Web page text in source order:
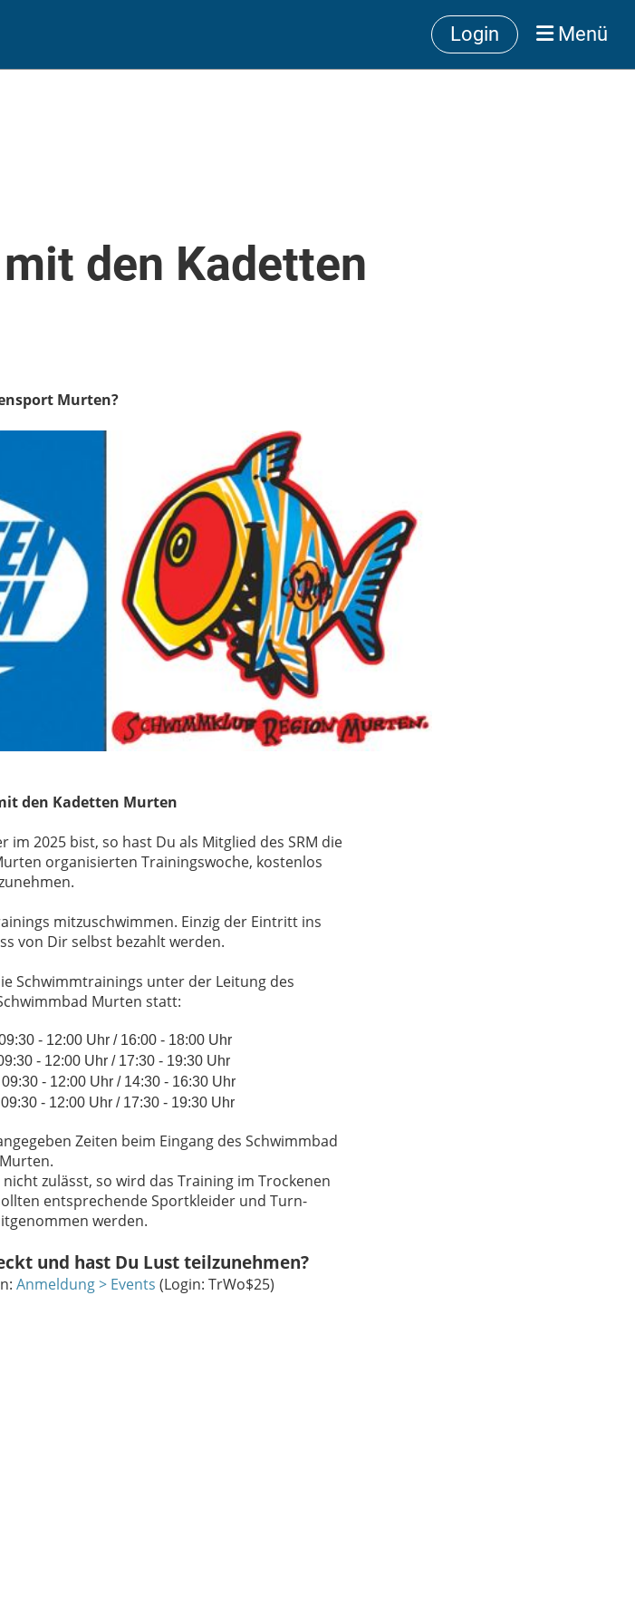
Login Menü
den Kadetten
Murten?
den Kadetten Murten
2025 bist, so hast Du als Mitglied des SRM die
organisierten Trainingswoche, kostenlos
mitzuschwimmen. Einzig der Eintritt ins
von Dir selbst bezahlt werden.
Schwimmtrainings unter der Leitung des
Murten statt:
- 12:00 Uhr / 16:00 - 18:00 Uhr
- 12:00 Uhr / 17:30 - 19:30 Uhr
- 12:00 Uhr / 14:30 - 16:30 Uhr
- 12:00 Uhr / 17:30 - 19:30 Uhr
Zeiten beim Eingang des Schwimmbad
Murten.
zulässt, so wird das Training im Trockenen
entsprechende Sportkleider und Turn-
werden.
und hast Du Lust teilzunehmen?
Anmeldung > Events (Login: TrWo$25)